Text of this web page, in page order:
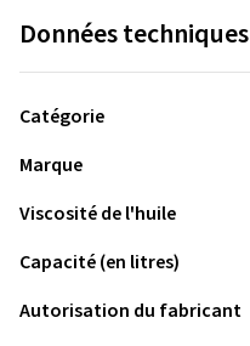
Données techniques
Catégorie
Marque
Viscosité de l'huile
Capacité (en litres)
Autorisation du fabricant